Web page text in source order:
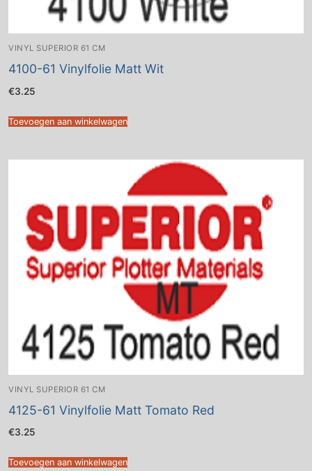
VINYL SUPERIOR 61 CM
4100-61 Vinylfolie Matt Wit
€3.25
Toevoegen aan winkelwagen
VINYL SUPERIOR 61 CM
4125-61 Vinylfolie Matt Tomato Red
€3.25
Toevoegen aan winkelwagen